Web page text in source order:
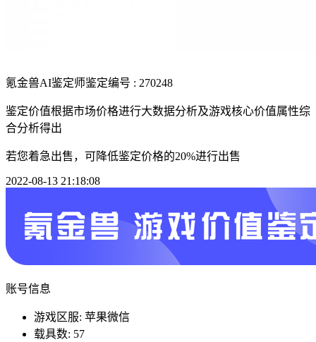
氪金兽AI鉴定师鉴定编号 : 270248
鉴定价值根据市场价格进行大数据分析及游戏核心价值属性综
合分析得出
若您着急出售，可降低鉴定价格的20%进行出售
2022-08-13 21:18:08
账号信息
游戏区服: 苹果微信
载具数: 57